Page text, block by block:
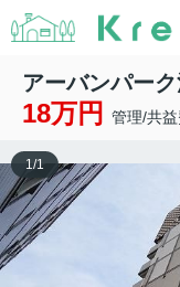
アーバンパー
18万円 管理/共
1/1